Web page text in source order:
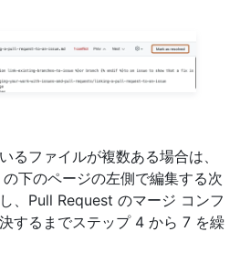
るファイルが複数ある場合は、
下のページの左側で編集する次
、Pull Request のマージ コンフ
するまでステップ 4 から 7 を繰